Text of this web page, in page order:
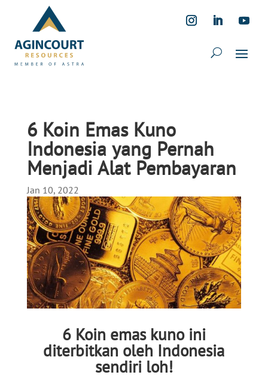
6 Koin Emas Kuno
Indonesia yang Pernah
Menjadi Alat Pembayaran
Jan 10, 2022
6 Koin emas kuno ini
diterbitkan oleh Indonesia
sendiri loh!